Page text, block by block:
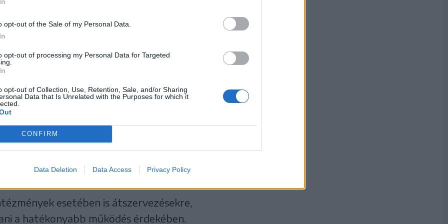
opt-out of the Sale of my Personal Data.
opt-out of processing my Personal Data for Targeted
opt-out of Collection, Use, Retention, Sale, and/or Sharing
Data that Is Unrelated with the Purposes for which it
CONFIRM
Data Deletion Data Access Privacy Policy
a város autósforgalmát.
helyreállítási terv programban (PNRR)
a szakember állította össze,
hogy mit lehet javítani.
hogy a költségvetés-tervezetben
ne kelljen felvenni.
esetében is átszervezésekre,
a hatékonyabb működés érdekében.